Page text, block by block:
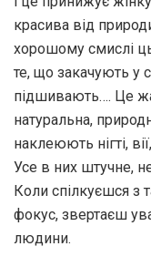
красива від
хорошому смислі
те, що закачують у
підшивають…. Це
натуральна,
наклеюють нігті,
Усе в них штучне,
Коли спілкуєшся з
фокус, звертаєш
людини.